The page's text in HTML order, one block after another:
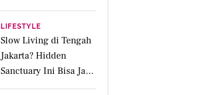
LIFESTYLE
Slow Living di Tengah
Jakarta? Hidden
Sanctuary Ini Bisa Jadi
Tempat Recharge